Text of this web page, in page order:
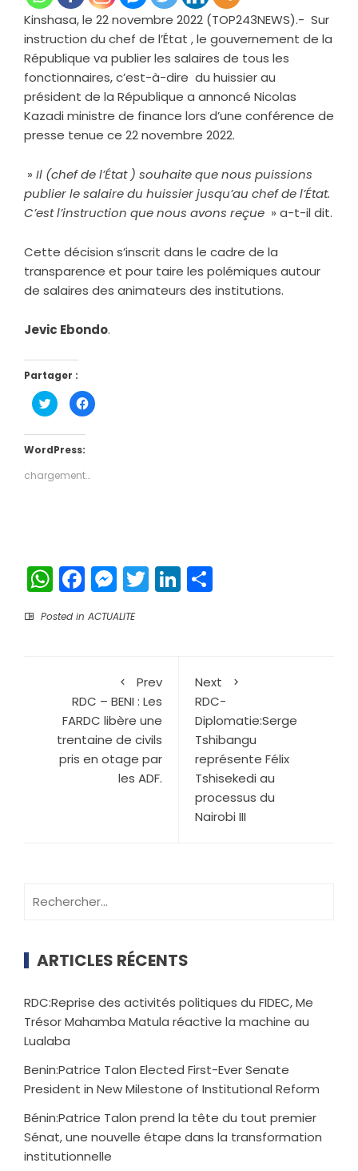
Kinshasa, le 22 novembre 2022 (TOP243NEWS).- Sur
instruction du chef de l’État , le gouvernement de la
République va publier les salaires de tous les
fonctionnaires, c’est-à-dire du huissier au
président de la République a annoncé Nicolas
Kazadi ministre de finance lors d’une conférence de
presse tenue ce 22 novembre 2022.
» Il (chef de l’État ) souhaite que nous puissions
publier le salaire du huissier jusqu’au chef de l’État.
C’est l’instruction que nous avons reçue » a-t-il dit.
Cette décision s’inscrit dans le cadre de la
transparence et pour taire les polémiques autour
de salaires des animateurs des institutions.
Jevic Ebondo.
Partager :
Cliquez
pour
partager
Twitter(ouvre
dans
fenêtre)
Cliquez
pour
fenêtre)
WordPress:
chargement…
WhatsApp
Facebook
Messenger
TwitterLinkedIn
Posted in ACTUALITE
Prev
RDC – BENI : Les
FARDC libère une
trentaine de civils
pris en otage par
les ADF.
Next
RDC-
Diplomatie:Serge
Tshibangu
représente Félix
Tshisekedi au
processus du
Nairobi III
ARTICLES RÉCENTS
RDC:Reprise des activités politiques du FIDEC, Me
Trésor Mahamba Matula réactive la machine au
Lualaba
Benin:Patrice Talon Elected First-Ever Senate
President in New Milestone of Institutional Reform
Bénin:Patrice Talon prend la tête du tout premier
Sénat, une nouvelle étape dans la transformation
institutionnelle